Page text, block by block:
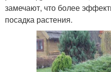
замечают, что более
посадка растения.